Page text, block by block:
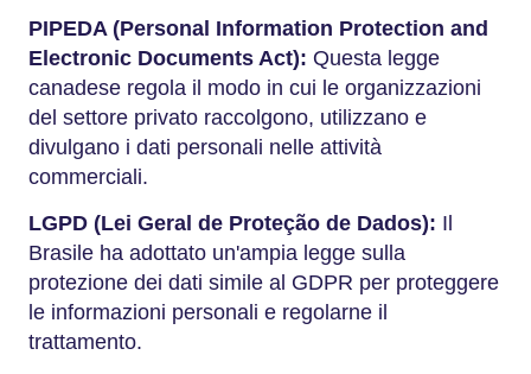
PIPEDA (Personal Information Protection and
Electronic Documents Act): Questa legge
canadese regola il modo in cui le organizzazioni
del settore privato raccolgono, utilizzano e
divulgano i dati personali nelle attività
commerciali.
LGPD (Lei Geral de Proteção de Dados): Il
Brasile ha adottato un'ampia legge sulla
protezione dei dati simile al GDPR per proteggere
le informazioni personali e regolarne il
trattamento.